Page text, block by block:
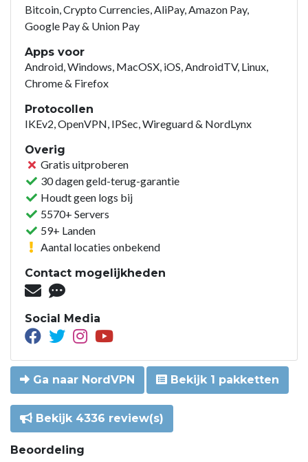
Bitcoin, Crypto Currencies, AliPay, Amazon Pay,
Google Pay & Union Pay
Apps voor
Android, Windows, MacOSX, iOS, AndroidTV, Linux,
Chrome & Firefox
Protocollen
IKEv2, OpenVPN, IPSec, Wireguard & NordLynx
Overig
Gratis uitproberen
30 dagen geld-terug-garantie
Houdt geen logs bij
5570+ Servers
59+ Landen
Aantal locaties onbekend
Contact mogelijkheden
Social Media
Ga naar NordVPN Bekijk 1 pakketten
Bekijk 4336 review(s)
Beoordeling